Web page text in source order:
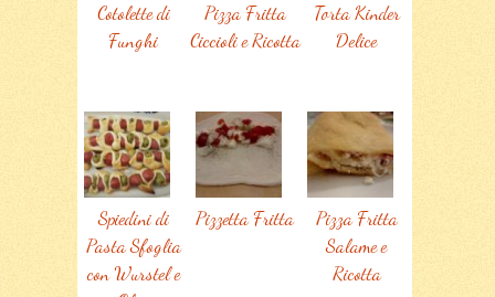
Torta Kinder
Delice
Pizza Fritta
Ciccioli e Ricotta
Cotolette di
Funghi
Pizza Fritta
Salame e
Ricotta
Pizzetta Fritta
Spiedini di
Pasta Sfoglia
con Wurstel e